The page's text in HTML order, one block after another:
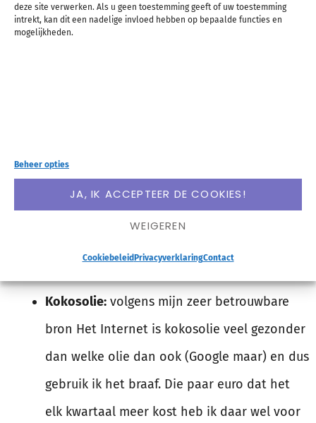
deze site verwerken. Als u geen toestemming geeft of uw toestemming
intrekt, kan dit een nadelige invloed hebben op bepaalde functies en
mogelijkheden.
Beheer opties
JA, IK ACCEPTEER DE COOKIES!
WEIGEREN
CookiebeleidPrivacyverklaringContact
zoutarme bouillon kopen kan wat mij betreft
balls (yes, ik ben een zoetekauw).
Overige
Kokosolie: volgens mijn zeer betrouwbare
bron Het Internet is kokosolie veel gezonder
dan welke olie dan ook (Google maar) en dus
gebruik ik het braaf. Die paar euro dat het
elk kwartaal meer kost heb ik daar wel voor